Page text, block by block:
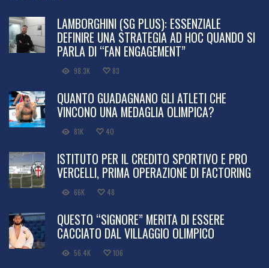
LAMBORGHINI (SG PLUS): ESSENZIALE
DEFINIRE UNA STRATEGIA AD HOC QUANDO SI
PARLA DI “FAN ENGAGEMENT”
98.3K 83
QUANTO GUADAGNANO GLI ATLETI CHE
VINCONO UNA MEDAGLIA OLIMPICA?
81K 40
ISTITUTO PER IL CREDITO SPORTIVO E PRO
VERCELLI, PRIMA OPERAZIONE DI FACTORING
66K 48
QUESTO “SIGNORE” MERITA DI ESSERE
CACCIATO DAL VILLAGGIO OLIMPICO
56.4K 106